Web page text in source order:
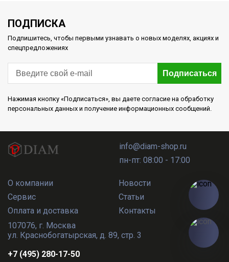
ПОДПИСКА
Подпишитесь, чтобы первыми узнавать о новых моделях, акциях и
спецпредложениях
Подписаться
Нажимая кнопку «Подписаться», вы даете согласие на обработку
персональных данных и получение информационных сообщений.
О компании
Сервис
Оплата и доставка
Новости
Статьи
Контакты
info@diam-shop.ru
пн-пт: 08:00 - 17:00
107076, г. Москва
ул. Краснобогатырская, д. 89, стр. 3
+7 (495) 280-17-50